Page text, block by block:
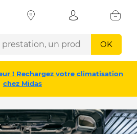
OK
! Rechargez votre climatisation
chez Midas